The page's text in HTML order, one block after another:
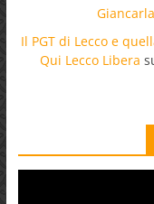
Il PGT di Lecco e
Qui Lecco Libera